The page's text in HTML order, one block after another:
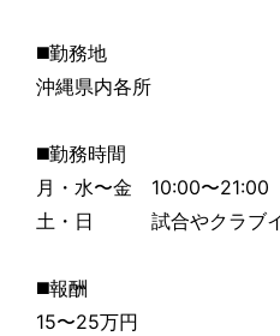
◼️勤務地
沖縄県内各所
◼️勤務時間
月・水〜金 10:00〜21:00
土・日 試合やクラブイ
◼️報酬
15〜25万円